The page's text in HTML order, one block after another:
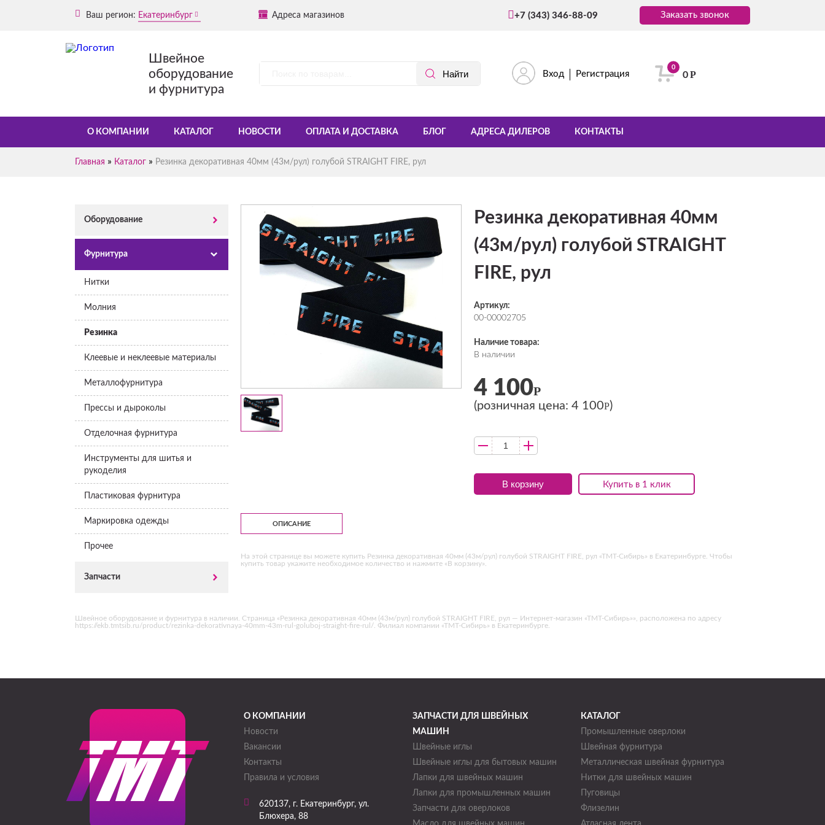
Ваш регион: Екатеринбург Адреса магазинов +7 (343) 346-88-09 Заказать звонок
Швейное
оборудование
и фурнитура
Вход Регистрация
0
0Р
О КОМПАНИИ КАТАЛОГ НОВОСТИ ОПЛАТА И ДОСТАВКА БЛОГ АДРЕСА ДИЛЕРОВ КОНТАКТЫ
Главная » Каталог » Резинка декоративная 40мм (43м/рул) голубой STRAIGHT FIRE, рул
Оборудование
Фурнитура
Нитки
Молния
Резинка
Клеевые и неклеевые материалы
Металлофурнитура
Прессы и дыроколы
Отделочная фурнитура
Инструменты для шитья и
рукоделия
Пластиковая фурнитура
Маркировка одежды
Прочее
Запчасти
Резинка декоративная 40мм
(43м/рул) голубой STRAIGHT
FIRE, рул
Артикул:
00-00002705
Наличие товара:
В наличии
Купить в 1 клик
4 100Р
(розничная цена: 4 100Р)
В корзину
ОПИСАНИЕ
На этой странице вы можете купить Резинка декоративная 40мм (43м/рул) голубой STRAIGHT FIRE, рул «ТМТ-Сибирь» в Екатеринбурге. Чтобы
купить товар укажите необходимое количество и нажмите «В корзину».
Швейное оборудование и фурнитура в наличии. Страница «Резинка декоративная 40мм (43м/рул) голубой STRAIGHT FIRE, рул — Интернет-магазин «ТМТ-Сибирь»», расположена по адресу
https://ekb.tmtsib.ru/product/rezinka-dekorativnaya-40mm-43m-rul-goluboj-straight-fire-rul/. Филиал компании «ТМТ-Сибирь» в Екатеринбурге.
О КОМПАНИИ
Новости
Вакансии
Контакты
Правила и условия
620137, г. Екатеринбург, ул.
Блюхера, 88
ЗАПЧАСТИ ДЛЯ ШВЕЙНЫХ
МАШИН
Швейные иглы
Швейные иглы для бытовых машин
Лапки для швейных машин
Лапки для промышленных машин
Запчасти для оверлоков
КАТАЛОГ
Промышленные оверлоки
Швейная фурнитура
Металлическая швейная фурнитура
Нитки для швейных машин
Пуговицы
Флизелин